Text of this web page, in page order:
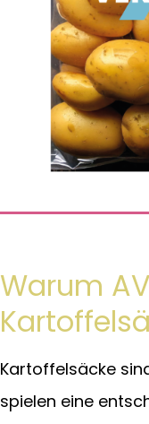
Warum
Kartoffelsäcke
spielen eine